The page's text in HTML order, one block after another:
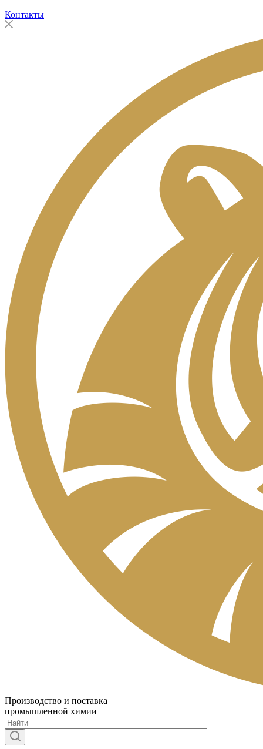
Контакты
Производство и поставка
промышленной химии